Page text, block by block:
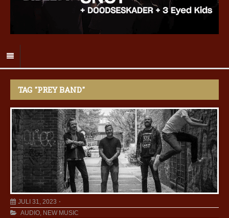
TAG "PREY BAND"
JULI 31, 2023
AUDIO, NEW MUSIC